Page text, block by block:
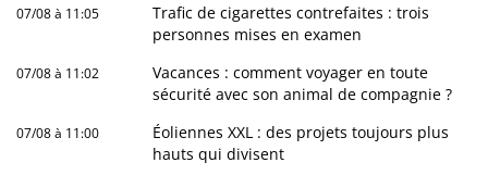
07/08 à 11:05
Trafic de cigarettes contrefaites : trois
personnes mises en examen
07/08 à 11:02
Vacances : comment voyager en toute
sécurité avec son animal de compagnie ?
07/08 à 11:00
Éoliennes XXL : des projets toujours plus
hauts qui divisent